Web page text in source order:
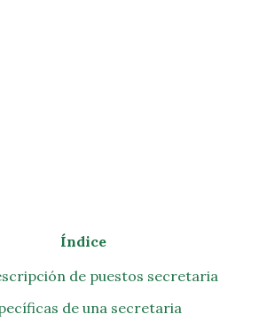
Índice
de puestos secretaria
de una secretaria